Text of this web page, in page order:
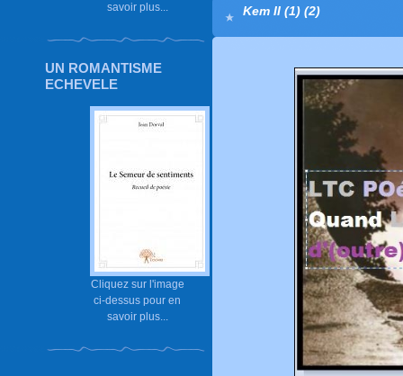
savoir plus...
UN ROMANTISME
ECHEVELE
Cliquez sur l'image
ci-dessus pour en
savoir plus...
Kem II (1) (2)